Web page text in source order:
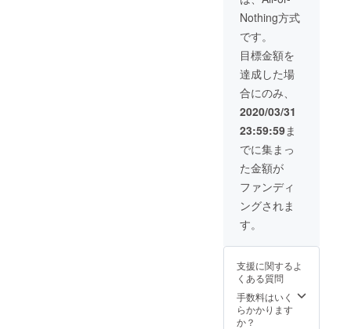
町中
華」オ
メン丼
（非売
品）】
「かな
ざわ町
中華」
ロゴ入
りの
ラーメ
ン丼で
す（非
売品、
数量限
リジナルラーメ
ン丼（非売
品）】 「かなざ
わ町中華」ロゴ
入りのラーメン
丼です（非売
品、数量限
定）。 【守り隊
と行く「かなざ
訪】 守り隊メン
バーのアテンド
により、お好き
な「かなざわ町
中華」を訪問、
実食します（交
通費・飲食費は
実費負担になり
ます）。開催日
時については、
別途メールでご
案内いたしま
す。
Nothing方式
です。
目標金額を
達成した場
合にのみ、
2020/03/31
23:59:59ま
でに集まっ
た金額が
ファンディ
ングされま
す。
支援に関するよ
くある質問
手数料はいく
らかかります
か？